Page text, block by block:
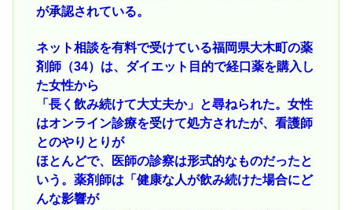
が承認されている。
ネット相談を有料で受けている福岡県大木町の薬
剤師（34）は、ダイエット目的で経口薬を購入し
た女性から
「長く飲み続けて大丈夫か」と尋ねられた。女性
はオンライン診療を受けて処方されたが、看護師
とのやりとりが
ほとんどで、医師の診察は形式的なものだったと
いう。薬剤師は「健康な人が飲み続けた場合にど
んな影響が